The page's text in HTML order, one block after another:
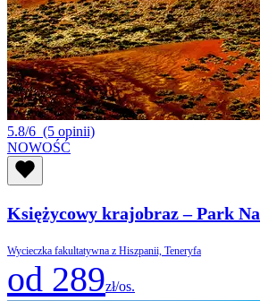
5.8/6 (5 opinii)
NOWOŚĆ
Księżycowy krajobraz – Park
Wycieczka fakultatywna z Hiszpanii, Teneryfa
od 289zł/os.